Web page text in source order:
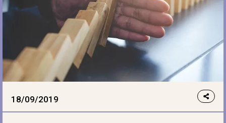
18/09/2019